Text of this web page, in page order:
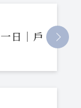
日｜戶